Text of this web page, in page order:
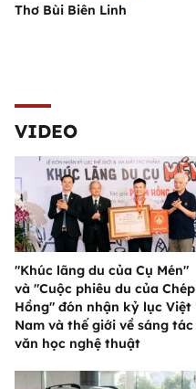
Thơ Bùi Biên Linh
VIDEO
"Khúc lãng du của Cụ Mén"
và "Cuộc phiêu du của Chép
Hồng" đón nhận kỷ lục Việt
Nam và thế giới về sáng tác
văn học nghệ thuật